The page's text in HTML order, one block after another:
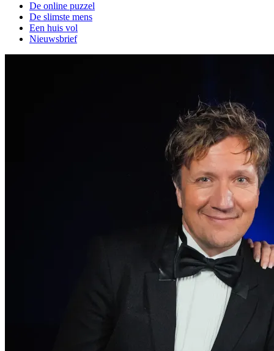
De online puzzel
De slimste mens
Een huis vol
Nieuwsbrief